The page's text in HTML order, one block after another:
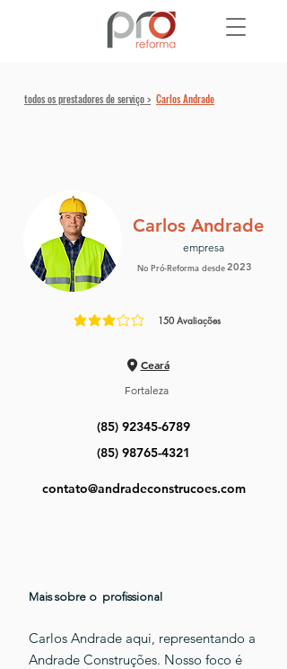
todos os prestadores de serviço > Carlos Andrade
Carlos Andrade
empresa
150 Avaliações
classificação média é 3 de 5,
Ceará
Fortaleza
(85) 92345-6789
(85) 98765-4321
contato@andradeconstrucoes.com
No Pró-Reforma desde2023
Mais sobre o profissional
Carlos Andrade aqui, representando a
Andrade Construções. Nosso foco é